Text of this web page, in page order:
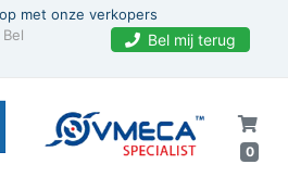
met onze verkopers
Bel Bel mij terug
0